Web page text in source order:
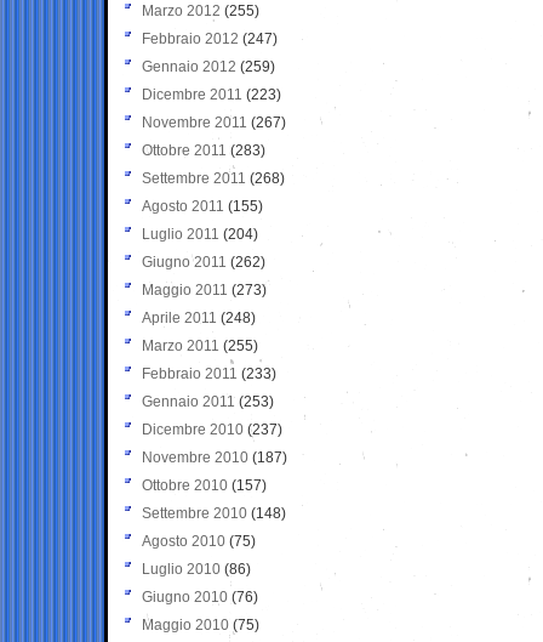
Marzo 2012 (255)
Febbraio 2012 (247)
Gennaio 2012 (259)
Dicembre 2011 (223)
Novembre 2011 (267)
Ottobre 2011 (283)
Settembre 2011 (268)
Agosto 2011 (155)
Luglio 2011 (204)
Giugno 2011 (262)
Maggio 2011 (273)
Aprile 2011 (248)
Marzo 2011 (255)
Febbraio 2011 (233)
Gennaio 2011 (253)
Dicembre 2010 (237)
Novembre 2010 (187)
Ottobre 2010 (157)
Settembre 2010 (148)
Agosto 2010 (75)
Luglio 2010 (86)
Giugno 2010 (76)
Maggio 2010 (75)